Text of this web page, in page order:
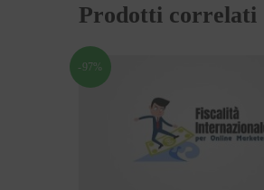
Prodotti correlati
-97%